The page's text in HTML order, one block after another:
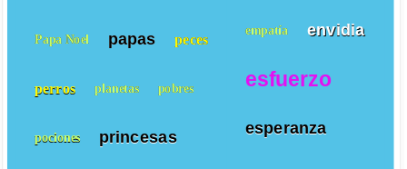
empatía envidia
esfuerzo
esperanza
Papa Noel papas peces
perros planetas pobres
pociones princesas